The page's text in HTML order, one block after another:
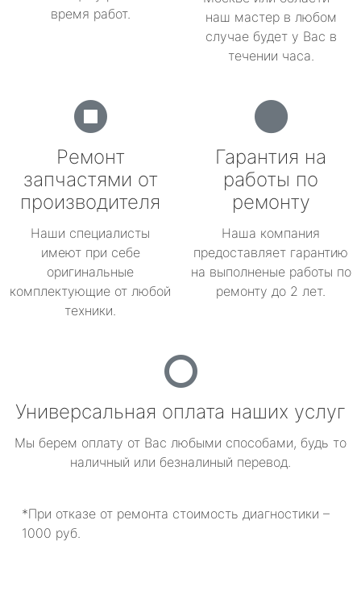
время работ.
наш мастер в любом
случае будет у Вас в
течении часа.
Ремонт
запчастями от
производителя
Наши специалисты
имеют при себе
оригинальные
комплектующие от любой
техники.
Гарантия на
работы по
ремонту
Наша компания
предоставляет гарантию
на выполненые работы по
ремонту до 2 лет.
Универсальная оплата наших услуг
Мы берем оплату от Вас любыми способами, будь то
наличный или безналиный перевод.
*При отказе от ремонта стоимость диагностики –
1000 руб.